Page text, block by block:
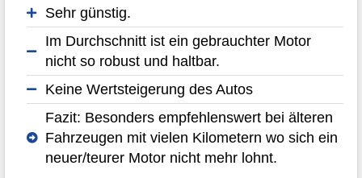
Sehr günstig.
Im Durchschnitt ist ein gebrauchter Motor
nicht so robust und haltbar.
Keine Wertsteigerung des Autos
Fazit: Besonders empfehlenswert bei älteren
Fahrzeugen mit vielen Kilometern wo sich ein
neuer/teurer Motor nicht mehr lohnt.